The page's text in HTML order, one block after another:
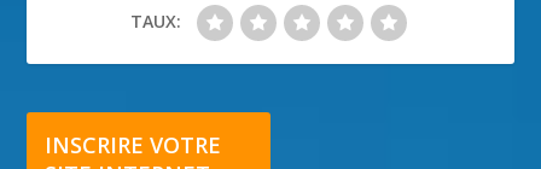
TAUX:
INSCRIRE VOTRE